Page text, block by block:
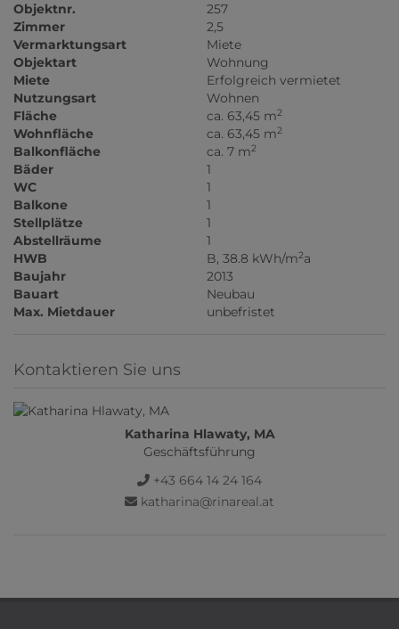
Objektnr.
257
Zimmer
2,5
Vermarktungsart
Miete
Objektart
Wohnung
Miete
Erfolgreich vermietet
Nutzungsart
Wohnen
Fläche
ca. 63,45 m2
Wohnfläche ca. 63,45 m2
Balkonfläche ca. 7 m2
Bäder
1
WC
1
Balkone
1
Stellplätze
1
Abstellräume
1
HWB
B, 38.8 kWh/m2a
Baujahr
2013
Bauart
Neubau
Max. Mietdauer
unbefristet
Kontaktieren Sie uns
Katharina Hlawaty, MA
Geschäftsführung
+43 664 14 24 164
katharina@rinareal.at